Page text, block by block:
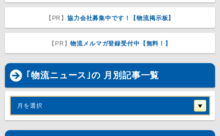
【PR】協力会社募集中です！【物流掲示板】
【PR】物流メルマガ登録受付中【無料！】
｢物流ニュース｣の 月別記事一覧
月を選択